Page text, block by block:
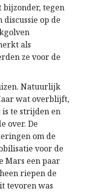
bijzonder, tegen
op de
als
ze voor de
Natuurlijk
wat overblijft,
te strijden en
over. De
om de
voor de
Mars een paar
riepen de
tevoren was